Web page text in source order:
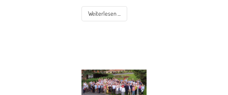
Weiterlesen ...